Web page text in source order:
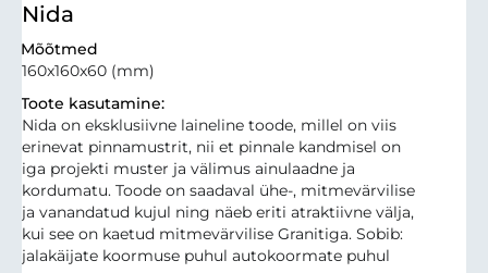
Nida
Mõõtmed
160x160x60 (mm)
Toote kasutamine:
Nida on eksklusiivne laineline toode, millel on viis
erinevat pinnamustrit, nii et pinnale kandmisel on
iga projekti muster ja välimus ainulaadne ja
kordumatu. Toode on saadaval ühe-, mitmevärvilise
ja vanandatud kujul ning näeb eriti atraktiivne välja,
kui see on kaetud mitmevärvilise Granitiga. Sobib:
jalakäijate koormuse puhul autokoormate puhul